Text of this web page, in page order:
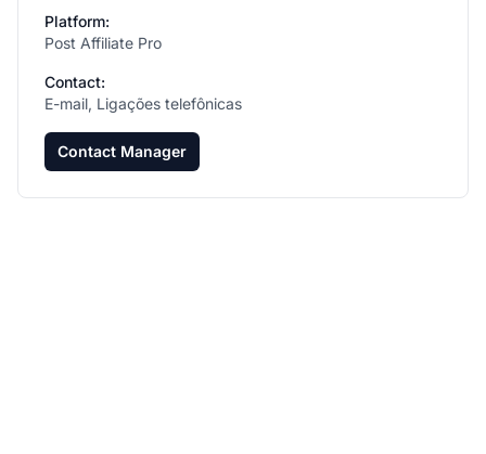
Platform:
Post Affiliate Pro
Contact:
E-mail, Ligações telefônicas
Contact Manager